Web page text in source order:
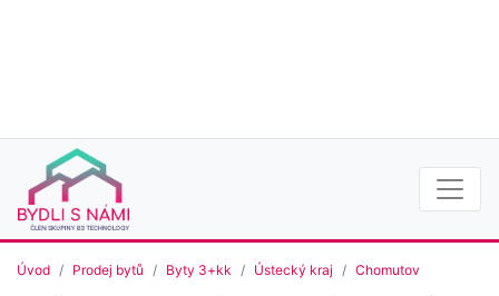
Úvod Prodej bytů Byty 3+kk Ústecký kraj Chomutov